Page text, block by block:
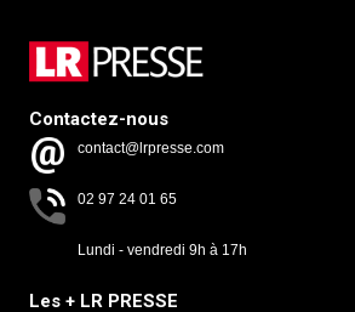
Contactez-nous
contact@lrpresse.com
02 97 24 01 65
Lundi - vendredi 9h à 17h
Les + LR PRESSE